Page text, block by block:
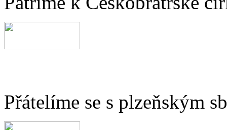
Přátelíme se s plzeňským